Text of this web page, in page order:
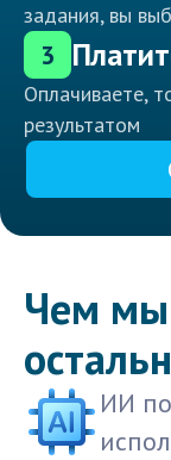
задания, вы
3
Оплачиваете,
результатом
Чем
ИИ